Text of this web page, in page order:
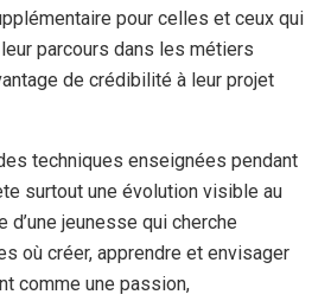
pour celles et ceux qui
parcours dans les métiers
de crédibilité à leur projet
techniques enseignées pendant
surtout une évolution visible au
d’une jeunesse qui cherche
où créer, apprendre et envisager
comme une passion,